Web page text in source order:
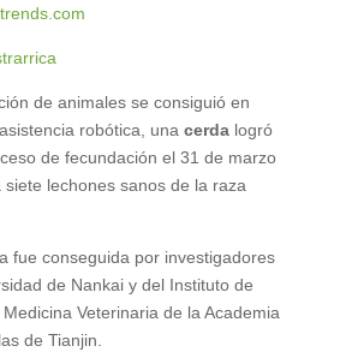
de animales se consiguió en
robótica, una cerdalogró
de fecundación el 31 de marzo
lechones sanos de la raza
fue conseguida por investigadores
de Nankai y del Instituto de
Veterinaria de la Academia
de Tianjin.